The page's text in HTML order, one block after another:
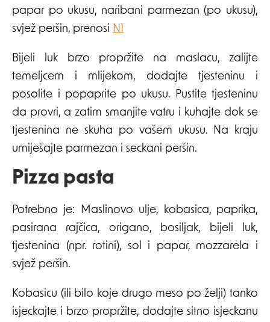
papar po ukusu, naribani parmezan (po ukusu),
svjež peršin, prenosi N1
Bijeli luk brzo propržite na maslacu, zalijte
temeljcem i mlijekom, dodajte tjesteninu i
posolite i popaprite po ukusu. Pustite tjesteninu
da provri, a zatim smanjite vatru i kuhajte dok se
tjestenina ne skuha po vašem ukusu. Na kraju
umiješajte parmezan i seckani peršin.
Pizza pasta
Potrebno je: Maslinovo ulje, kobasica, paprika,
pasirana rajčica, origano, bosiljak, bijeli luk,
tjestenina (npr. rotini), sol i papar, mozzarela i
svjež peršin.
Kobasicu (ili bilo koje drugo meso po želji) tanko
isjeckajte i brzo propržite, dodajte sitno isjeckanu